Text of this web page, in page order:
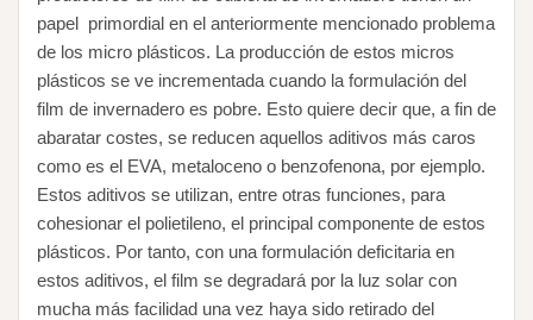
papel primordial en el anteriormente mencionado problema
de los micro plásticos. La producción de estos micros
plásticos se ve incrementada cuando la formulación del
film de invernadero es pobre. Esto quiere decir que, a fin de
abaratar costes, se reducen aquellos aditivos más caros
como es el EVA, metaloceno o benzofenona, por ejemplo.
Estos aditivos se utilizan, entre otras funciones, para
cohesionar el polietileno, el principal componente de estos
plásticos. Por tanto, con una formulación deficitaria en
estos aditivos, el film se degradará por la luz solar con
mucha más facilidad una vez haya sido retirado del